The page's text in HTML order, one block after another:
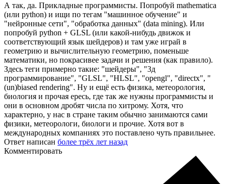
А так, да. Прикладные программисты. Попробуй mathematica
(или python) и ищи по тегам "машинное обучение" и
"нейронные сети", "обработка данных" (data mining). Или
попробуй python + GLSL (или какой-нибудь движок и
соответствующий язык шейдеров) и там уже играй в
геометрию и вычислительную геометрию, поменьше
математики, но покрасивее задачи и решения (как правило).
Здесь теги примерно такие: "шейдеры", "3д
программирование", "GLSL", "HLSL", "opengl", "directx", "
(un)biased rendering". Ну и ещё есть физика, метеорология,
биология и прочая ересь, где так же нужны программисты и
они в основном дробят числа по хитрому. Хотя, что
характерно, у нас в стране таким обычно занимаются сами
физики, метеорологи, биологи и прочие. Хотя вот в
международных компаниях это поставлено чуть правильнее.
Ответ написан более трёх лет назад
Комментировать